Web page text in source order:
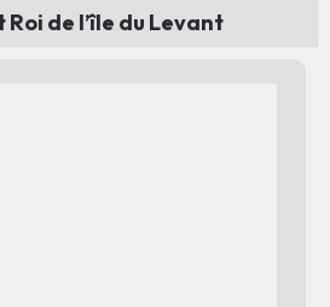
de l’île du Levant